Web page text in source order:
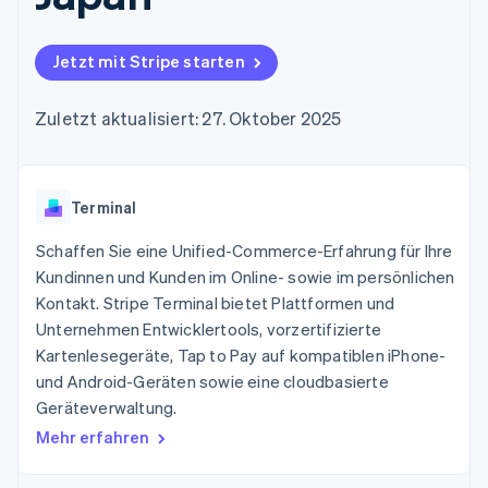
Zugriff auf mehr als
125
Terminal
Zahlungen vor Ort
Boost
Autorisierungsraten
Beschleunigter
Financial
Connections
Verbundene
Finanzdaten
Mehr
Product roadmap
Ausblick
Radar
SaaS
Bewirtung, Reisen und
Freizeit
Versicherungen
Medien und
Unterhaltung
Gemeinnützige
Organisationen
Fachdienstleistungen
Öffentlicher Sektor
Einzelhandel
Abonnementverwaltung
nutzungsbasierte
Karten ausgeben: So
Diensten mit Agenten
Ressourcen
App-Integrationen
Code-Beispiele
Entwickler-Blog
API-Status
Stripe Sessions
Karriere
Stripe Press
kontaktieren
Partner werden
Jetzt mit Stripe starten
Zuletzt aktualisiert: 27. Oktober 2025
Terminal
Schaffen Sie eine Unified-Commerce-Erfahrung für Ihre
Kundinnen und Kunden im Online- sowie im persönlichen
Kontakt. Stripe Terminal bietet Plattformen und
Unternehmen Entwicklertools, vorzertifizierte
Kartenlesegeräte, Tap to Pay auf kompatiblen iPhone-
und Android-Geräten sowie eine cloudbasierte
Geräteverwaltung.
Mehr erfahren